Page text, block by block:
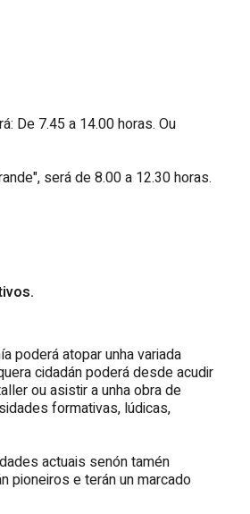
De 7.45 a 14.00 horas. Ou
será de 8.00 a 12.30 horas.
poderá atopar unha variada
cidadán poderá desde acudir
ou asistir a unha obra de
formativas, lúdicas,
actuais senón tamén
pioneiros e terán un marcado